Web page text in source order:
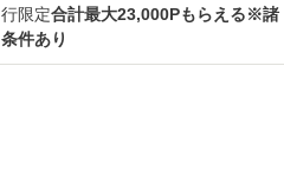
行限定合計最大23,000Pもらえる※諸
条件あり